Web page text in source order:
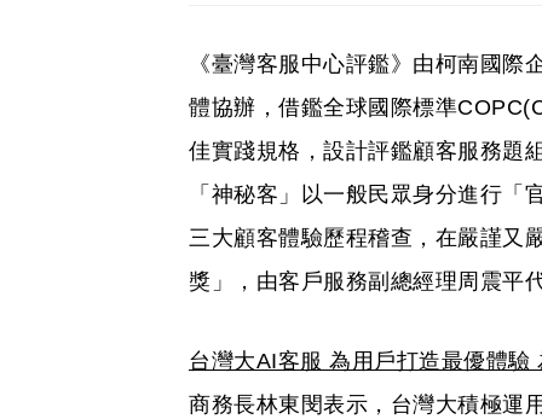
《臺灣客服中心評鑑》由柯南國
體協辦，借鑑全球國際標準
佳實踐規格，設計評鑑顧客服務題
「神秘客」以一般民眾身分進行「
三大顧客體驗歷程稽查，在嚴謹又
獎」，由客戶服務副總經理周震平
台灣大AI客服 為用戶打造最優體驗
商務長林東閔表示，台灣大積極運